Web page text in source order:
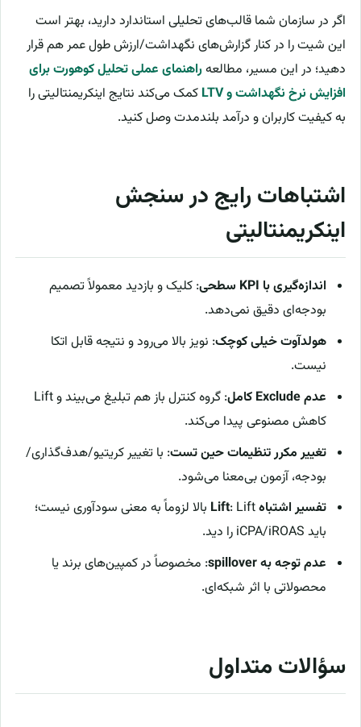
اگر در سازمان شما قالب‌های تحلیلی استاندارد دارید، بهتر است
این شیت را در کنار گزارش‌های نگهداشت/ارزش طول عمر هم قرار
دهید؛ در این مسیر، مطالعهراهنمای عملی تحلیل کوهورت برای
افزایش نرخ نگهداشت و LTV
کمک می‌کند نتایج اینکریمنتالیتی را
به کیفیت کاربران و درآمد بلندمدت وصل کنید.
اشتباهات رایج در سنجش
اینکریمنتالیتی
اندازه‌گیری با KPI سطحی
: کلیک و بازدید معمولاً تصمیم
بودجه‌ای دقیق نمی‌دهد.
هولدآوت خیلی کوچک: نویز بالا می‌رود و نتیجه قابل اتکا
نیست.
عدم Exclude کامل
: گروه کنترل باز هم تبلیغ می‌بیند و Lift
کاهش مصنوعی پیدا می‌کند.
تغییر مکرر تنظیمات حین تست: با تغییر کریتیو/هدف‌گذاری/
بودجه، آزمون بی‌معنا می‌شود.
تفسیر اشتباه Lift
: Lift بالا لزوماً به معنی سودآوری نیست؛
باید iCPA/iROAS را دید.
عدم توجه به spillover
: مخصوصاً در کمپین‌های برند یا
محصولاتی با اثر شبکه‌ای.
سؤالات متداول